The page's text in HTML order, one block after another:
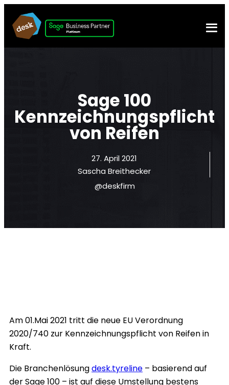
Sage 100
Kennzeichnungspflicht
von Reifen
27. April 2021
Sascha Breithecker
@deskfirm
Am 01.Mai 2021 tritt die neue EU Verordnung
2020/740 zur Kennzeichnungspflicht von Reifen in
Kraft.
Die Branchenlösungdesk.tyreline – basierend auf
der Sage 100 – ist auf diese Umstellung bestens